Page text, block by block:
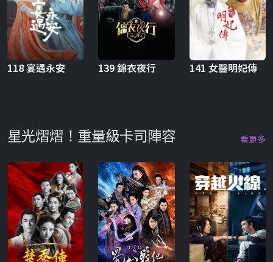
118 宴遇永安 139 錦衣夜行 141 女醫明妃傳
星光熠熠！重量級卡司陣容 看更多